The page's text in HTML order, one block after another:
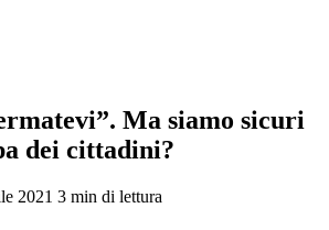
Ma siamo sicuri
dei cittadini?
2021 3 min di lettura